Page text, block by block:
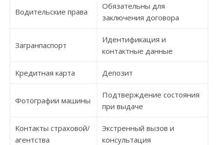
Водительские права
Обязательны для
заключения договора
Загранпаспорт
Идентификация и
контактные данные
Кредитная карта Депозит
Фотографии машины
Подтверждение состояния
при выдаче
Контакты страховой/
агентства
Экстренный вызов и
консультация